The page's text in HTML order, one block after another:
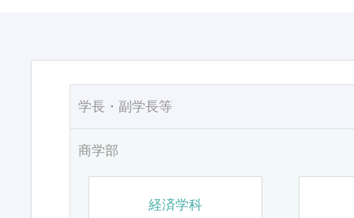
学長・副学長等
商学部
経済学科